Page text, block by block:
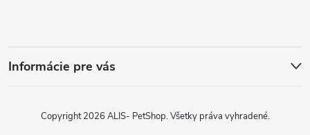
Informácie pre vás
Copyright 2026 ALIS- PetShop. Všetky práva vyhradené.